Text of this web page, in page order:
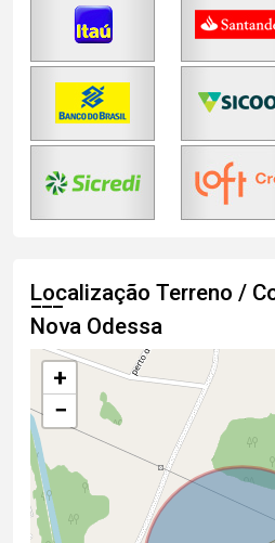
Localização Terreno /
Nova Odessa
+
−